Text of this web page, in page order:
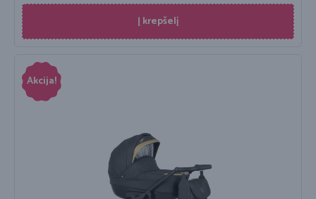
Į krepšelį
Akcija!